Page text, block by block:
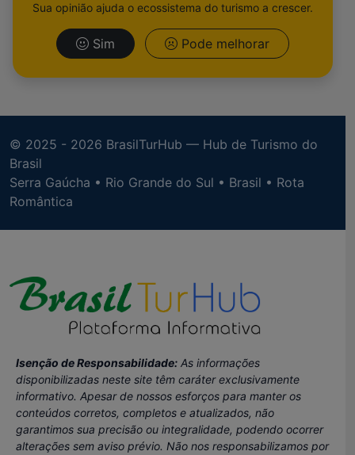
Sua opinião ajuda o ecossistema do turismo a crescer.
Sim Pode melhorar
© 2025 - 2026 BrasilTurHub — Hub de Turismo do
Brasil
Serra Gaúcha • Rio Grande do Sul • Brasil • Rota
Romântica
Isenção de Responsabilidade: As informações
disponibilizadas neste site têm caráter exclusivamente
informativo. Apesar de nossos esforços para manter os
conteúdos corretos, completos e atualizados, não
garantimos sua precisão ou integralidade, podendo ocorrer
alterações sem aviso prévio. Não nos responsabilizamos por